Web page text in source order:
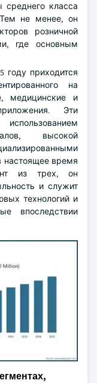
среднего класса
не менее, он
розничной
где основным
году приходится
на
медицинские и
Эти
высокой
настоящее время
из трех, он
и служит
технологий и
впоследствии